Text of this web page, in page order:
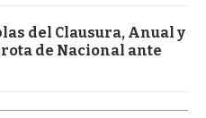
del Clausura, Anual y
de Nacional ante